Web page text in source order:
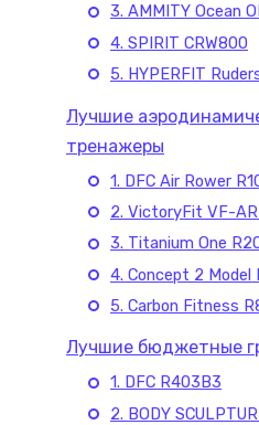
3. AMMITY Ocean
4. SPIRIT CRW800
5. HYPERFIT
Лучшие
тренажеры
1. DFC Air Rower
2. VictoryFit VF-
3. Titanium One
4. Concept 2 Model
5. Carbon Fitness
Лучшие бюджетные
1. DFC R403B3
2. BODY